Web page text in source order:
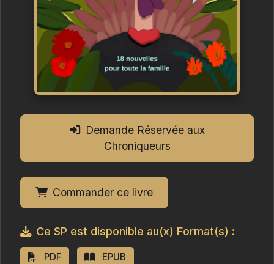
Demande Réservée aux
Chroniqueurs
Commander ce livre
Ce SP est disponible au(x) Format(s) :
PDF EPUB